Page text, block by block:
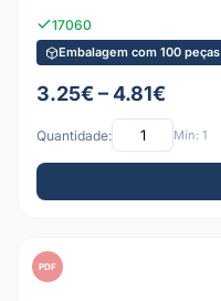
17060
Embalagem com 100 peças
3.25€ – 4.81€
Quantidade: Mín: 1
PDF